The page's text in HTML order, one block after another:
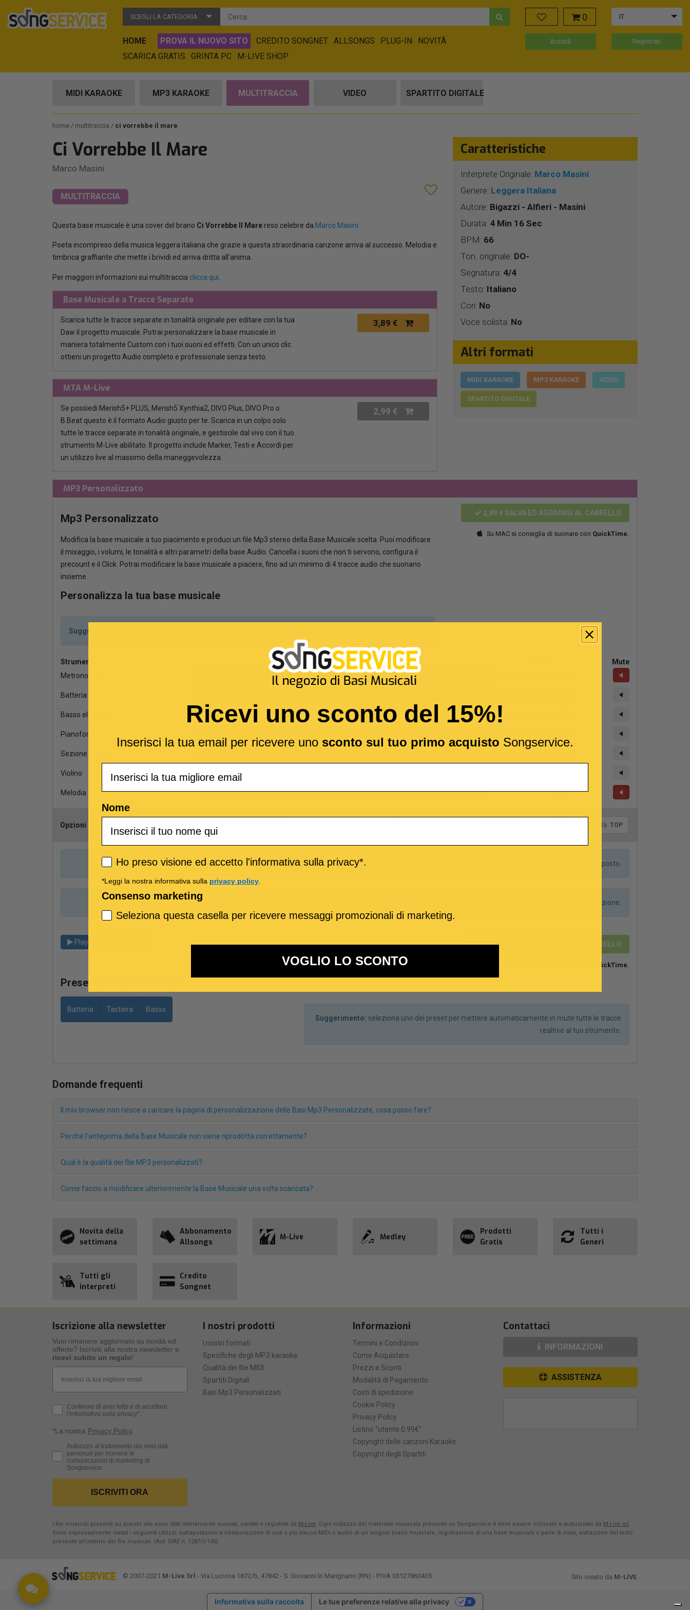
SCEGLI LA CATEGORIA
HOME PROVA IL NUOVO SITO CREDITO SONGNET ALLSONGS PLUG-IN
NOVITÀ
SCARICA GRATIS
GRINTA PC M-LIVE SHOP
0 IT
Accedi Registrati
MIDI KARAOKE MP3 KARAOKE MULTITRACCIA VIDEO SPARTITO DIGITALE
home multitraccia ci vorrebbe il mare
Ci Vorrebbe Il Mare
Marco Masini
MULTITRACCIA
Questa base musicale è una cover del brano Ci Vorrebbe Il Mare reso celebre da Marco Masini
Poeta incompreso della musica leggera italiana che grazie a questa straordinaria canzone arriva al successo. Melodia e
timbrica graffiante che mette i brividi ed arriva dritta all'anima.
Per maggiori informazioni sui multitraccia clicca qui
Base Musicale a Tracce Separate
Scarica tutte le tracce separate in tonalità originale per editare con la tua
Daw il progetto musicale. Potrai personalizzare la base musicale in
maniera totalmente Custom con i tuoi suoni ed effetti. Con un unico clic
ottieni un progetto Audio completo e professionale senza testo.
3,89 €
MTA M-Live
Se possiedi Merish5+ PLUS, Merish5 Xynthia2, DIVO Plus, DIVO Pro o
B.Beat questo è il formato Audio giusto per te. Scarica in un colpo solo
tutte le tracce separate in tonalità originale, e gestiscile dal vivo con il tuo
strumento M-Live abilitato. Il progetto include Marker, Testi e Accordi per
un utilizzo live al massimo della maneggevolezza.
2,99 €
Caratteristiche
Interprete Originale: Marco Masini
Genere: Leggera Italiana
Autore: Bigazzi - Alfieri - Masini
Durata: 4 Min 16 Sec
BPM: 66
Ton. originale: DO-
Segnatura: 4/4
Testo: Italiano
Cori: No
Voce solista: No
Altri formati
MIDI KARAOKE MP3 KARAOKE VIDEO
SPARTITO DIGITALE
MP3 Personalizzato
Mp3 Personalizzato
Modifica la base musicale a tuo piacimento e produci un file Mp3 stereo della Base Musicale scelta. Puoi modificare
il mixaggio, i volumi, le tonalità e altri parametri della base Audio. Cancella i suoni che non ti servono, configura il
precount e il Click. Potrai modificare la base musicale a piacere, fino ad un minimo di 4 tracce audio che suonano
insieme.
2,89 €SALVA ED AGGIUNGI AL CARRELLO
Su MAC si consiglia di suonare con QuickTime.
Personalizza la tua base musicale
Suggerimento:
Strumenti
Mute
Metronomo
Batteria
Basso elettrico
Pianoforte
Sezione archi
Violino
Melodia
Opzioni Scegli il canale per il CLICK Qualità: TOP
Se la base Metronomo-Click viene inserita su uno dei due canali la base suonerà sul canale opposto.
Le tonalità indicate con (*) non subiranno alcuna transposizione durante la generazione.
Play 2,89 € SALVA ED AGGIUNGI AL CARRELLO
QuickTime.
Preset per il tuo strumento
Batteria Tastiera
Basso
Suggerimento: seleziona uno dei preset per mettere automaticamente in mute tutte le tracce
realtive al tuo strumento.
Domande frequenti
Il mio browser non riesce a caricare la pagina di personalizzazione delle Basi Mp3 Personalizzate, cosa posso fare?
Perché l'anteprima della Base Musicale non viene riprodotta correttamente?
Qual è la qualità dei file MP3 personalizzati?
Come faccio a modificare ulteriorimente la Base Musicale una volta scaricata?
Novità della
settimana
Abbonamento
Allsongs
M-Live Medley
Prodotti
Gratis
Tutti i
Generi
Tutti gli
interpreti
Credito
Songnet
Iscrizione alla newsletter
Vuoi rimanere aggiornato su novità ed
offerte? Iscriviti alla nostra newsletter e
ricevi subito un regalo!
Privacy Policy
Confermo di aver letto e di accettare
l’informativa sulla privacy*.
*La nostra Privacy Policy.
Consenso Marketing
Autorizzo al trattamento dei miei dati
personali per ricevere le
comunicazioni di marketing di
Songservice.
ISCRIVITI ORA
I nostri prodotti
I nostri formati
Specifiche degli MP3 karaoke
Qualità dei file MIDI
Spartiti Digitali
Basi Mp3 Personalizzati
Informazioni
Termini e Condizioni
Come Acquistare
Prezzi e Sconti
Modalità di Pagamento
Costi di spedizione
Cookie Policy
Privacy Policy
Listino "utente 0.99€"
Copyright delle canzoni Karaoke
Copyright degli Spartiti
Contattaci
INFORMAZIONI
ASSISTENZA
I file musicali presenti su questo sito sono stati interamente suonati, cantati e registrati da M-Live. Ogni riutilizzo del materiale musicale presente su Songservice.it deve essere richiesto e autorizzato da M-Live srl .
Sono espressamente vietati i seguenti utilizzi: estrapolazioni e rielaborazione di una o più tracce MIDI o audio di un singolo brano musicale, registrazione di una base musicale o parte di essa, estrazione del testo
presente all'interno dei file musicali. (Aut. SIAE n. 1287/I/106)
© 2007-2021 M-Live Srl - Via Luciona 1872/b, 47842 - S. Giovanni In Marignano (RN) - P.IVA 03127860405 Sito creato da M-LIVE
Informativa sulla raccolta Le tue preferenze relative alla privacy
Ricevi uno sconto del 15%!
Inserisci la tua email per ricevere uno sconto sul tuo primo acquisto Songservice.
Nome
Privacy policy
Ho preso visione ed accetto l'informativa sulla privacy*.
*Leggi la nostra informativa sulla privacy policy.
Consenso marketing
Seleziona questa casella per ricevere messaggi promozionali di marketing.
VOGLIO LO SCONTO